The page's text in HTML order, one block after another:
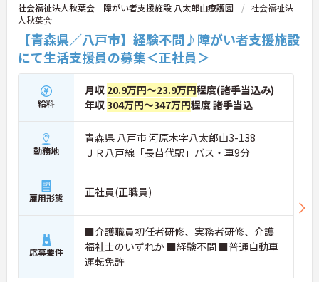
社会福祉法人秋葉会 障がい者支援施設 八太郎山療護園
社会福祉法
人秋葉会
【青森県／八戸市】経験不問♪障がい者支援施設
にて生活支援員の募集＜正社員＞
給料
月収 20.9万円～23.9万円程度(諸手当込み)
年収304万円～347万円程度 諸手当込
勤務地
青森県 八戸市 河原木字八太郎山3-138
ＪＲ八戸線「長苗代駅」バス・車9分
雇用形態 正社員(正職員)
応募要件
■介護職員初任者研修、実務者研修、介護
福祉士のいずれか ■経験不問 ■普通自動車
運転免許